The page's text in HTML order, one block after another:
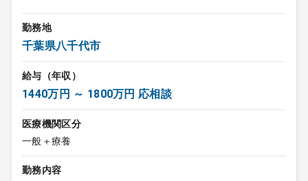
勤務地
千葉県八千代市
給与（年収）
1440万円 ～ 1800万円 応相談
医療機関区分
一般＋療養
勤務内容